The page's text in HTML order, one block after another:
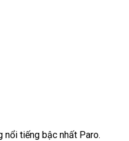
nổi tiếng bậc nhất Paro.